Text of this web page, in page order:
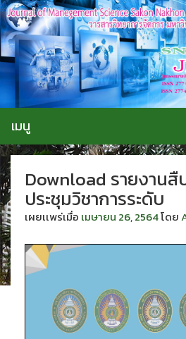
ข้าม
ไป
ยัง
เนื้อหา
เมนู
Download รายงานสื
ประชุมวิชาการระดับ
เผยเเพร่เมื่อ เมษายน 26, 2564โดย